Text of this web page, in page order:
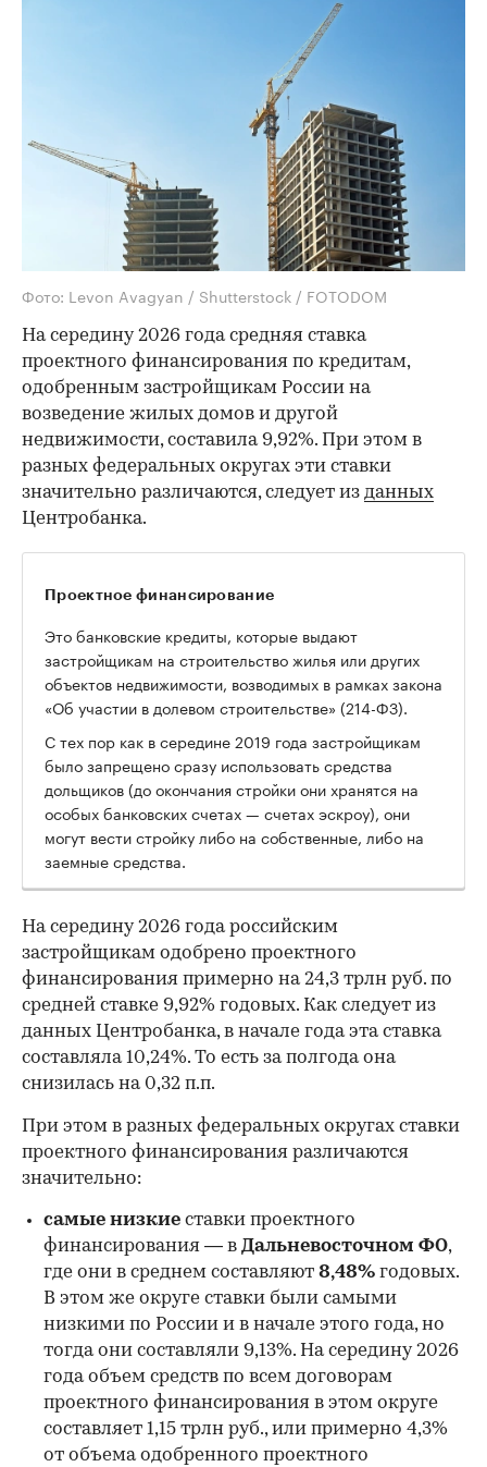
Фото: Levon Avagyan / Shutterstock / FOTODOM
На середину 2026 года средняя ставка
проектного финансирования по кредитам,
одобренным застройщикам России на
возведение жилых домов и другой
недвижимости, составила 9,92%. При этом в
разных федеральных округах эти ставки
значительно различаются, следует из данных
Центробанка.
Проектное финансирование
Это банковские кредиты, которые выдают
застройщикам на строительство жилья или других
объектов недвижимости, возводимых в рамках закона
«Об участии в долевом строительстве» (214-ФЗ).
С тех пор как в середине 2019 года застройщикам
было запрещено сразу использовать средства
дольщиков (до окончания стройки они хранятся на
особых банковских счетах — счетах эскроу), они
могут вести стройку либо на собственные, либо на
заемные средства.
На середину 2026 года российским
застройщикам одобрено проектного
финансирования примерно на 24,3 трлн руб. по
средней ставке 9,92% годовых. Как следует из
данных Центробанка, в начале года эта ставка
составляла 10,24%. То есть за полгода она
снизилась на 0,32 п.п.
При этом в разных федеральных округах ставки
проектного финансирования различаются
значительно:
самые низкие ставки проектного
финансирования — в Дальневосточном ФО,
где они в среднем составляют 8,48% годовых.
В этом же округе ставки были самыми
низкими по России и в начале этого года, но
тогда они составляли 9,13%. На середину 2026
года объем средств по всем договорам
проектного финансирования в этом округе
составляет 1,15 трлн руб., или примерно 4,3%
от объема одобренного проектного